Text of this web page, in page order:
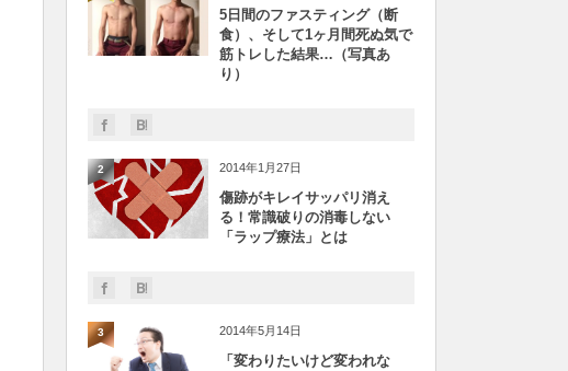
5日間のファスティング（断
食）、そして1ヶ月間死ぬ気で
筋トレした結果…（写真あ
り）
2 2014年1月27日
傷跡がキレイサッパリ消え
る！常識破りの消毒しない
「ラップ療法」とは
3 2014年5月14日
「変わりたいけど変われな